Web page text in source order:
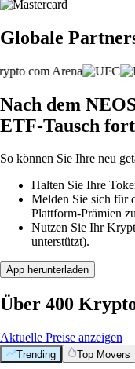
Globale
Nach dem
ETF-Tausch
So können Sie Ihre neu
Halten Sie Ihre
Melden Sie sich für
Plattform-Prämien
Nutzen Sie Ihr
unterstützt).
App herunterladen
Über 400
Aktuelle Preise anzeigen
Trending Top Movers